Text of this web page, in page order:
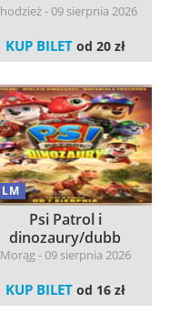
- 09 sierpnia 2026
KUP BILET od 20 zł
Psi Patrol i
dinozaury/dubb
Morąg - 09 sierpnia 2026
KUP BILET od 16 zł